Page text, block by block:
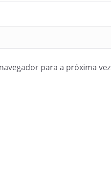
para a próxima